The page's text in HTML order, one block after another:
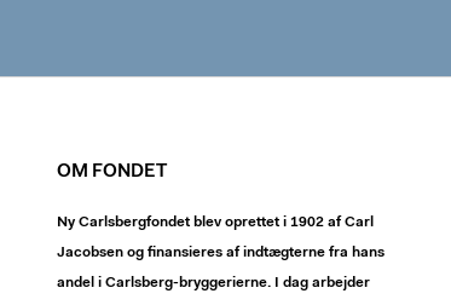
OM FONDET
Ny Carlsbergfondet blev oprettet i 1902 af Carl
Jacobsen og finansieres af indtægterne fra hans
andel i Carlsberg-bryggerierne. I dag arbejder